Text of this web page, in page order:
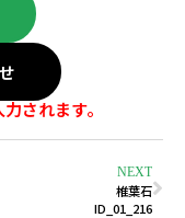
されます。
NEXT
椎葉石
ID_01_216